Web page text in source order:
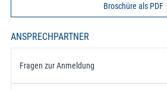
Broschüre als PDF
ANSPRECHPARTNER
Fragen zur Anmeldung